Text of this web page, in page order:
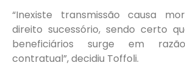
“Inexiste transmissão causa
direito sucessório, sendo certo
beneficiários surge em
contratual”, decidiu Toffoli.